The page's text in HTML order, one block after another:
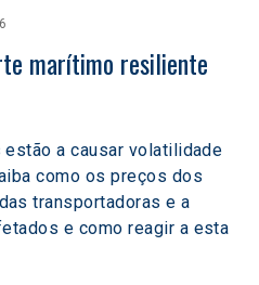
marítimo resiliente
a causar volatilidade
como os preços dos
transportadoras e a
e como reagir a esta